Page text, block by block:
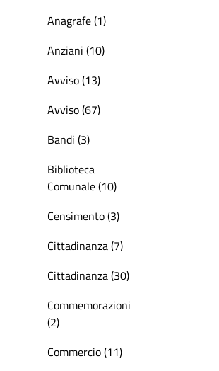
Anagrafe (1)
Anziani (10)
Avviso (13)
Avviso (67)
Bandi (3)
Biblioteca
Comunale (10)
Censimento (3)
Cittadinanza (7)
Cittadinanza (30)
Commemorazioni
(2)
Commercio (11)